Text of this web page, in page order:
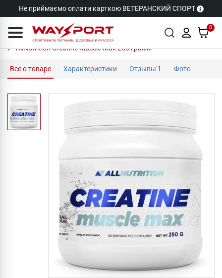
Не приймаємо оплати карткою ВЕТЕРАНСКИЙ СПОРТ
0
AllNutrition Creatine Muscle Max 250 грамм
Все о товаре Характеристики Отзывы 1 Фото